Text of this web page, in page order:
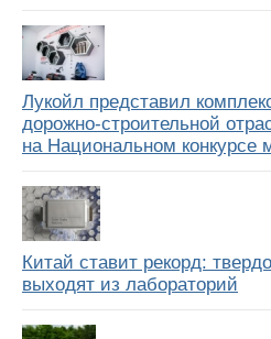
Лукойл представил
дорожно-строительной
на Национальном конкурсе
Китай ставит рекорд:
выходят из лабораторий